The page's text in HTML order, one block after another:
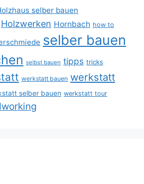
selber bauen
Holzwerken Hornbach how to
selber bauen
selbst bauen tipps tricks
werkstatt bauen werkstatt
selber bauen werkstatt tour